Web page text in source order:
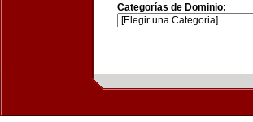
Categorías de Dominio: